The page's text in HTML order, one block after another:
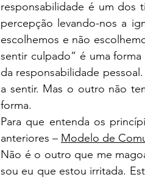
responsabilidade é um dos
percepção levando-nos a
escolhemos e não
sentir culpado” é uma
da responsabilidade
a sentir. Mas o outro não
forma.
Para que entenda os
anteriores – Modelo de
Não é o outro que me
sou eu que estou irritada.